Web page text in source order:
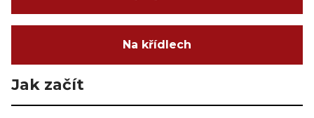
Na křídlech
Jak začít